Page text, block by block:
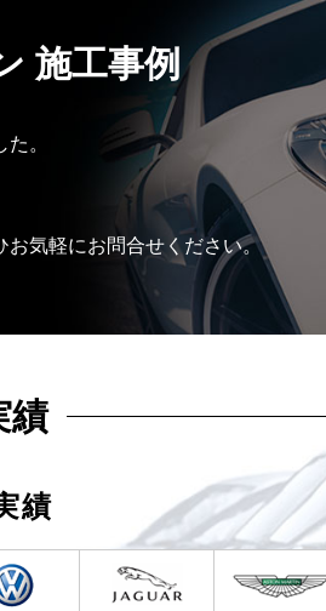
施工事例
。
気軽にお問合せください。
績
績